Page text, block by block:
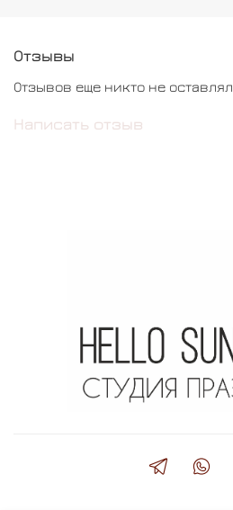
Отзывы
Отзывов еще никто не оставлял
Написать отзыв